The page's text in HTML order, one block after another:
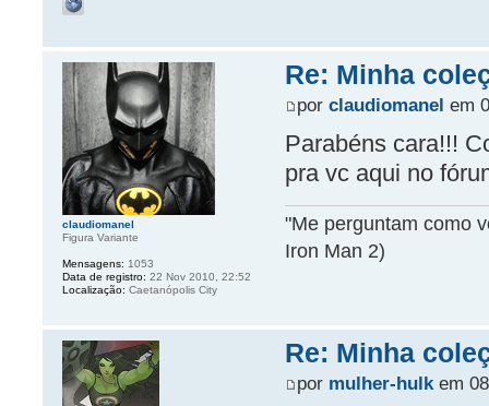
Re: Minha
por claudiomanel em
Parabéns cara!!!
pra vc aqui no
"Me perguntam como
Iron Man 2)
claudiomanel
Figura Variante
Mensagens: 1053
Data de registro: 22 Nov 2010, 22:52
Localização: Caetanópolis City
Re: Minha
por mulher-hulkem 08